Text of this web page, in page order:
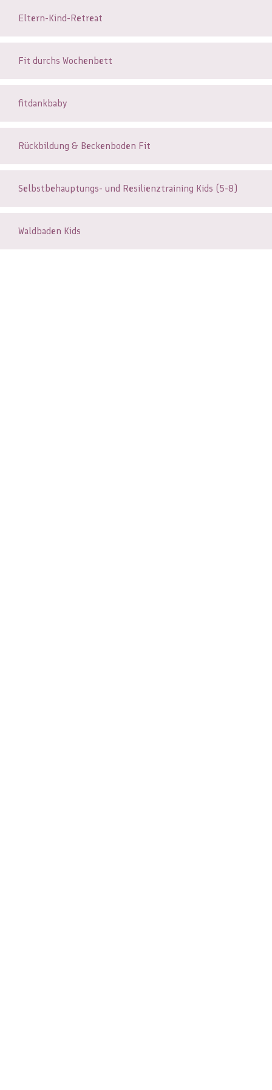
Eltern-Kind-Retreat
Fit durchs Wochenbett
fitdankbaby
Rückbildung & Beckenboden Fit
Selbstbehauptungs- und Resilienztraining Kids (5-8)
Waldbaden Kids